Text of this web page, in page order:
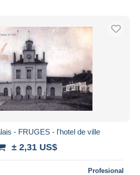
- FRUGES - l'hotel de ville
± 2,31 US$
Profesional